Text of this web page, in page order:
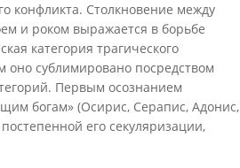
конфликта. Столкновение между
и роком выражается в борьбе
категория трагического
оно сублимировано посредством
Первым осознанием
богам» (Осирис, Серапис, Адонис,
его секуляризации,